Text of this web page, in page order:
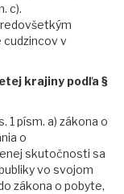
c).
v
krajiny podľa §
1 písm. a) zákona o
o
skutočnosti sa
vo svojom
zákona o pobyte,